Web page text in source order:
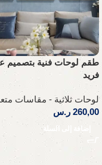
طقم لوحات فنية بتصميم
فريد
لوحات ثلاثية - مقاسات
260,00 ر.س
إضافة إلى السلة
Read More